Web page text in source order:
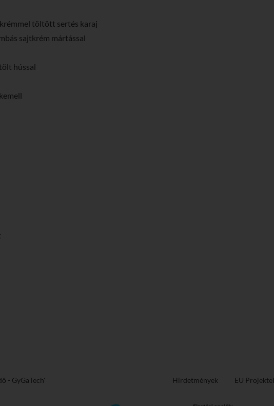
töltött sertés karaj
sajtkrém mártással
hússal
- GyGaTech' Hirdetmények EU